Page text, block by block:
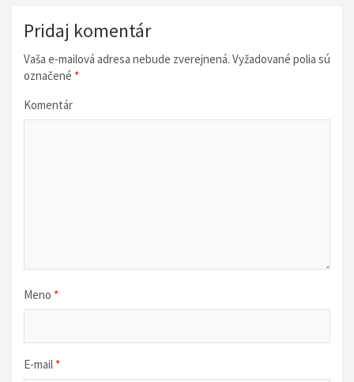
Pridaj komentár
Vaša e-mailová adresa nebude zverejnená. Vyžadované polia sú
označené *
Komentár
Meno *
E-mail *